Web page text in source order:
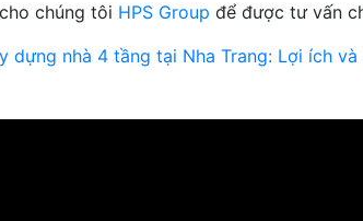
chúng tôi HPS Group để được tư vấn
dựng nhà 4 tầng tại Nha Trang: Lợi ích